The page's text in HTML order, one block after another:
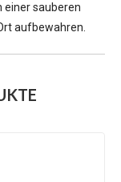
einer sauberen
aufbewahren.